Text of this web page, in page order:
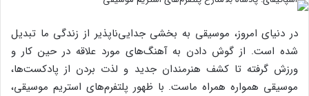
در دنیای امروز، موسیقی به بخشی جدایی‌ناپذیر از زندگی ما تبدیل
شده است. از گوش دادن به آهنگ‌های مورد علاقه در حین کار و
ورزش گرفته تا کشف هنرمندان جدید و لذت بردن از پادکست‌ها،
موسیقی همواره همراه ماست. با ظهور پلتفرم‌های استریم موسیقی،